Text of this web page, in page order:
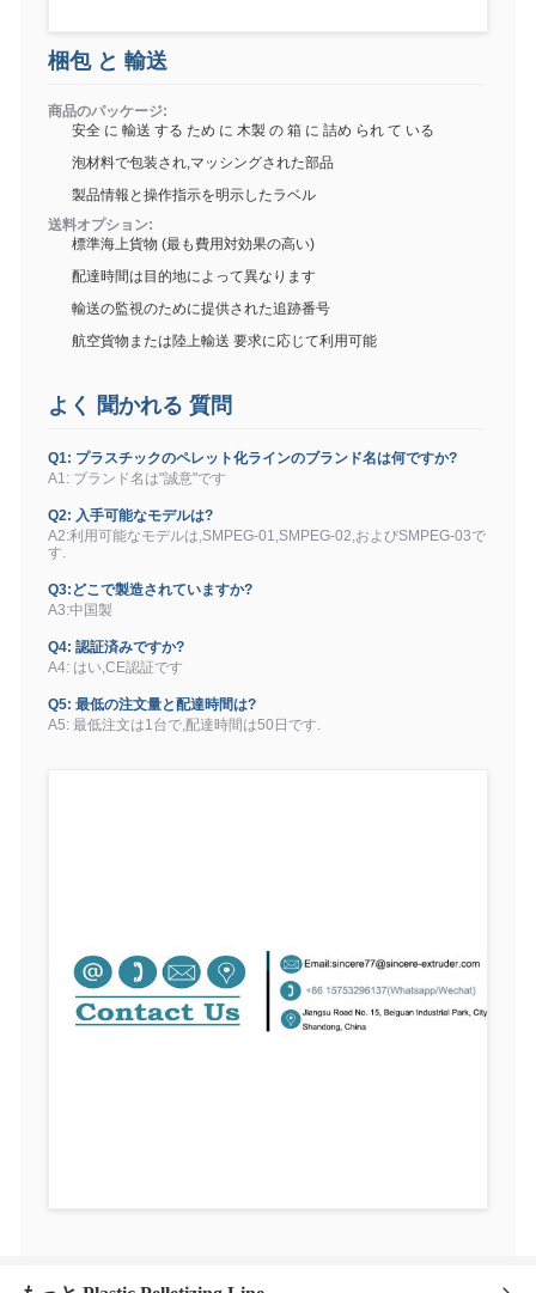
梱包 と 輸送
商品のパッケージ:
安全 に 輸送 する ため に 木製 の 箱 に 詰め られ て いる
泡材料で包装され,マッシングされた部品
製品情報と操作指示を明示したラベル
送料オプション:
標準海上貨物 (最も費用対効果の高い)
配達時間は目的地によって異なります
輸送の監視のために提供された追跡番号
航空貨物または陸上輸送 要求に応じて利用可能
よく 聞かれる 質問
Q1: プラスチックのペレット化ラインのブランド名は何ですか?
A1: ブランド名は"誠意"です
Q2: 入手可能なモデルは?
A2:利用可能なモデルは,SMPEG-01,SMPEG-02,およびSMPEG-03で
す.
Q3:どこで製造されていますか?
A3:中国製
Q4: 認証済みですか?
A4: はい,CE認証です
Q5: 最低の注文量と配達時間は?
A5: 最低注文は1台で,配達時間は50日です.